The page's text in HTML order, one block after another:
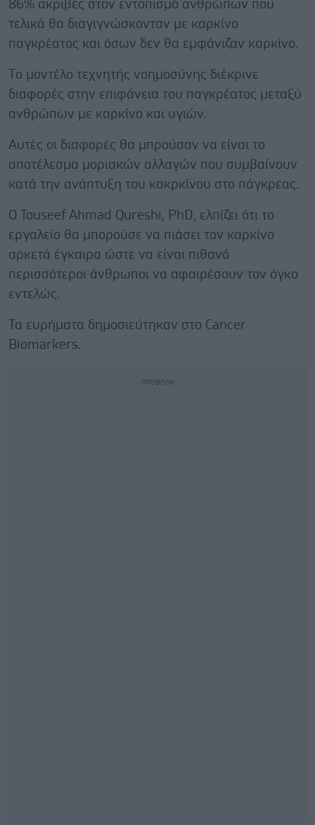
86% ακριβές στον εντοπισμό ανθρώπων που
τελικά θα διαγιγνώσκονταν με καρκίνο
παγκρέατος και όσων δεν θα εμφάνιζαν καρκίνο.
Tο μοντέλο τεχνητής νοημοσύνης διέκρινε
διαφορές στην επιφάνεια του παγκρέατος μεταξύ
ανθρώπων με καρκίνο και υγιών.
Αυτές οι διαφορές θα μπρούσαν να είναι το
αποτέλεσμα μοριακών αλλαγών που συμβαίνουν
κατά την ανάπτυξη του κακρκίνου στο πάγκρεας.
Ο Touseef Ahmad Qureshi, PhD, ελπίζει ότι το
εργαλείο θα μπορούσε να πιάσει τον καρκίνο
αρκετά έγκαιρα ώστε να είναι πιθανό
περισσότεροι άνθρωποι να αφαιρέσουν τον όγκο
εντελώς.
Τα ευρήματα δημοσιεύτηκαν στο Cancer
Biomarkers.